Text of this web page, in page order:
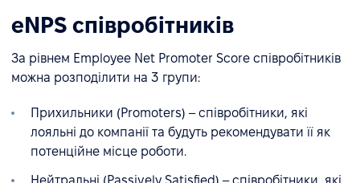
eNPS співробітників
За рівнем Employee Net Promoter Score співробітників
можна розподілити на 3 групи:
Прихильники (Promoters) – співробітники, які
лояльні до компанії та будуть рекомендувати її як
потенційне місце роботи.
Нейтральні (Passively Satisfied) – співробітники, які